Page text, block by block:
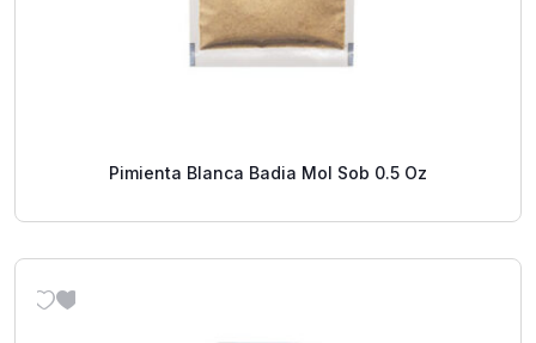
Pimienta Blanca Badia Mol Sob 0.5 Oz